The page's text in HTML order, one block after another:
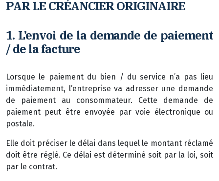
PAR LE CRÉANCIER ORIGINAIRE
1. L’envoi de la demande de paiement
/ de la facture
Lorsque le paiement du bien / du service n’a pas lieu
immédiatement, l’entreprise va adresser une demande
de paiement au consommateur. Cette demande de
paiement peut être envoyée par voie électronique ou
postale.
Elle doit préciser le délai dans lequel le montant réclamé
doit être réglé. Ce délai est déterminé soit par la loi, soit
par le contrat.